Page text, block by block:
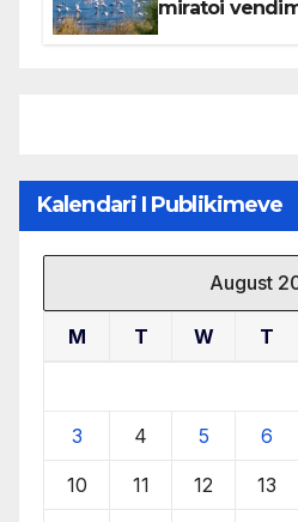
miratoi
Kalendari I Publikimeve
August
M T W T
3 4 5 6
10 11 12 13